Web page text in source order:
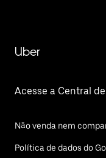
Uber
Acesse a Central
Não venda nem
Política de dados do